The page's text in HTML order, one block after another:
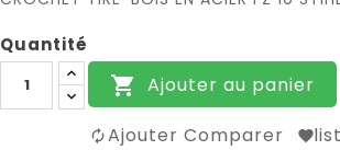
Quantité
 Ajouter au panier
Ajouter Comparer